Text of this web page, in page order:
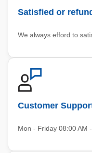
Satisfied or
We always efford to
Customer
Mon - Friday 08:00 AM